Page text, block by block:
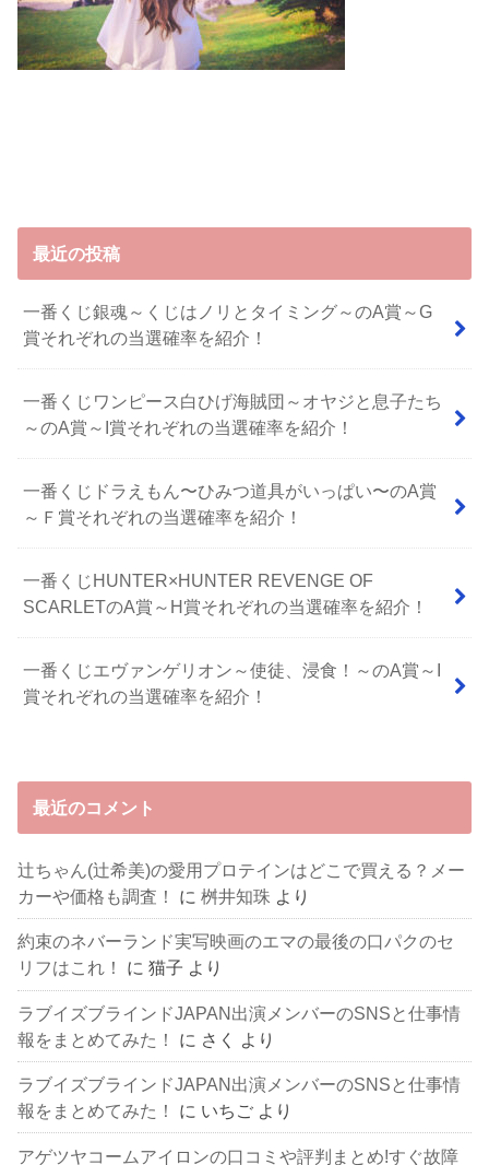
最近の投稿
一番くじ銀魂～くじはノリとタイミング～のA賞～G
賞それぞれの当選確率を紹介！
一番くじワンピース白ひげ海賊団～オヤジと息子たち
～のA賞～I賞それぞれの当選確率を紹介！
⼀番くじドラえもん〜ひみつ道具がいっぱい〜のA賞
～Ｆ賞それぞれの当選確率を紹介！
一番くじHUNTER×HUNTER REVENGE OF
SCARLETのA賞～H賞それぞれの当選確率を紹介！
一番くじエヴァンゲリオン～使徒、浸食！～のA賞～I
賞それぞれの当選確率を紹介！
最近のコメント
辻ちゃん(辻希美)の愛用プロテインはどこで買える？メー
カーや価格も調査！
に桝井知珠 より
約束のネバーランド実写映画のエマの最後の口パクのセ
リフはこれ！
に猫子 より
ラブイズブラインドJAPAN出演メンバーのSNSと仕事情
報をまとめてみた！
に さく より
ラブイズブラインドJAPAN出演メンバーのSNSと仕事情
報をまとめてみた！
に いちご より
アゲツヤコームアイロンの口コミや評判まとめ!すぐ故障